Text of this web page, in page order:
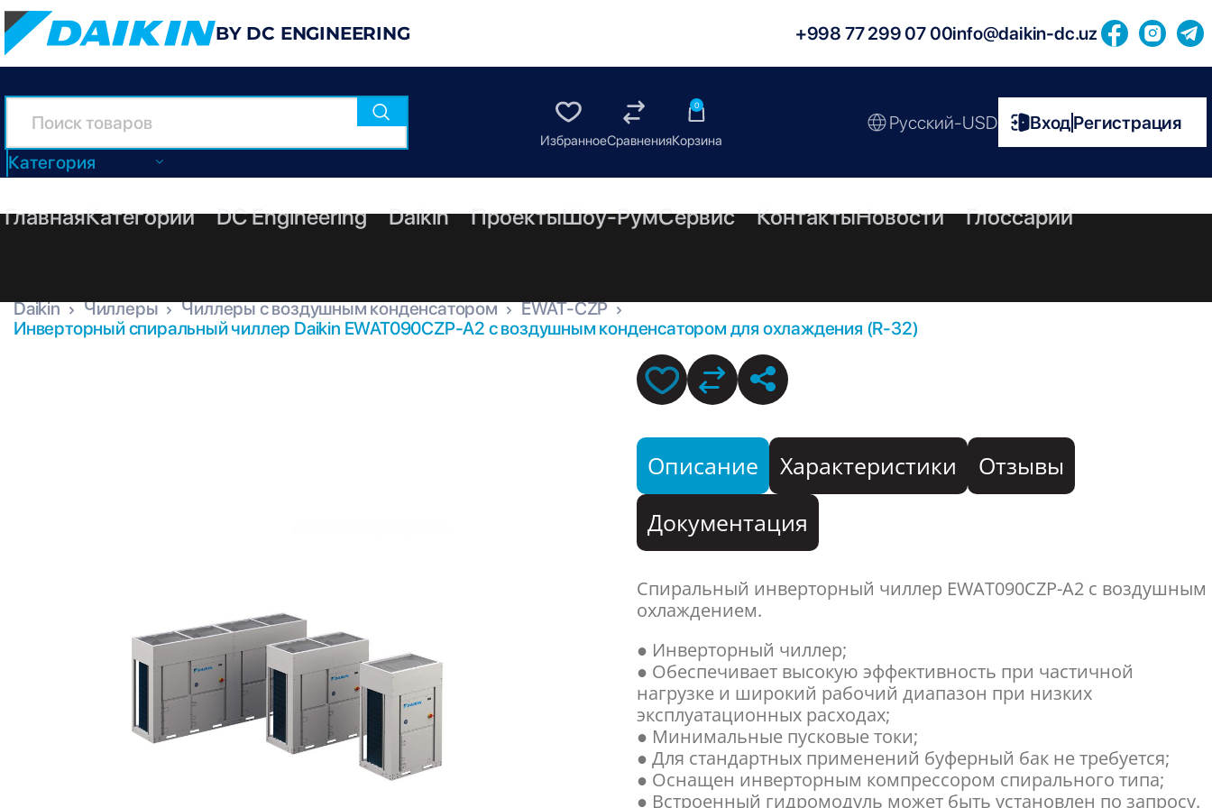
BY DC ENGINEERING +998 77 299 07 00info@daikin-dc.uz
Категория
0
Русский-USD ВходРегистрация
ГлавнаяКатегории DC Engineering Daikin ПроектыШоу-РумСервис КонтактыНовости Глоссарий
Daikin Чиллеры Чиллеры с воздушным конденсатором
EWAT-CZP
Инверторный спиральный чиллер Daikin EWAT090CZP-A2 с воздушным конденсатором для охлаждения (R-32)
Описание Характеристики
Отзывы
Документация
Спиральный инверторный чиллер EWAT090CZP-A2 с воздушным
охлаждением.
● Инверторный чиллер;
● Обеспечивает высокую эффективность при частичной
нагрузке и широкий рабочий диапазон при низких
эксплуатационных расходах;
● Минимальные пусковые токи;
● Для стандартных применений буферный бак не требуется;
● Оснащен инверторным компрессором спирального типа;
● Встроенный гидромодуль может быть установлен по запросу.